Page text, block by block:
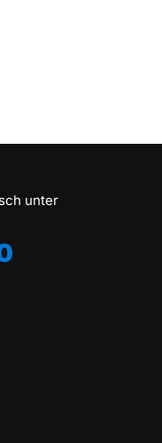
unter